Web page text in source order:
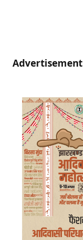
Advertisement